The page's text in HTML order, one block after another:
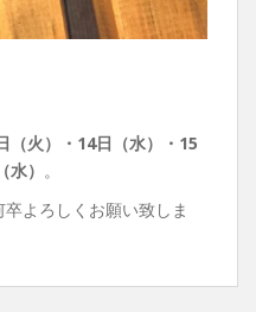
火）
・14日（水）・15
） 。
よろしくお願い致しま